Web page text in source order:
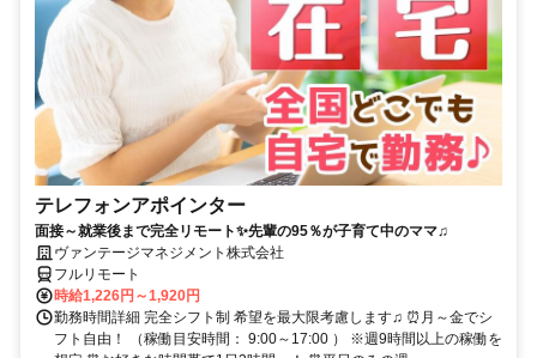
テレフォンアポインター
面接～就業後まで完全リモート✨先輩の95％が子育て中のママ♫
ヴァンテージマネジメント株式会社
フルリモート
時給1,226円～1,920円
勤務時間詳細 完全シフト制 希望を最大限考慮します♫ ⏰月～金でシ
フト自由！ （稼働目安時間： 9:00～17:00 ） ※週9時間以上の稼働を